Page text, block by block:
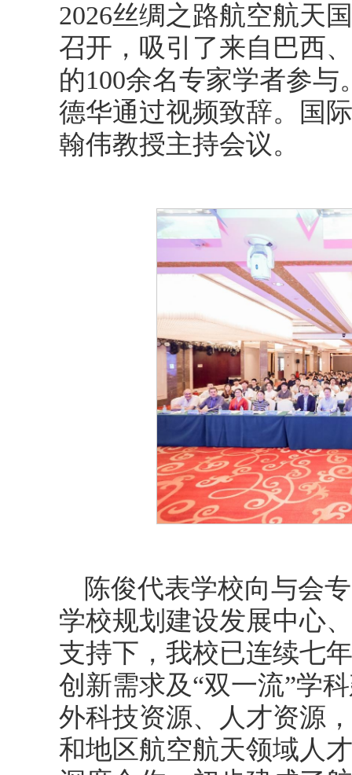
2026丝绸之路航空航天
召开，吸引了来自巴西
的100余名专家学者参
德华通过视频致辞。国
翰伟教授主持会议。
陈俊代表学校向与会
学校规划建设发展中心
支持下，我校已连续七
创新需求及“双一流”学
外科技资源、人才资源
和地区航空航天领域人